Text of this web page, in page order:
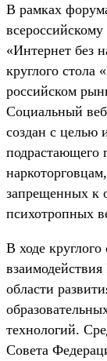
В рамках
«Интернет без
круглого стола
российском
Социальный
создан с
подрастающего
запрещенных к
психотропных
В ходе круглого
области
технологий.
Совета